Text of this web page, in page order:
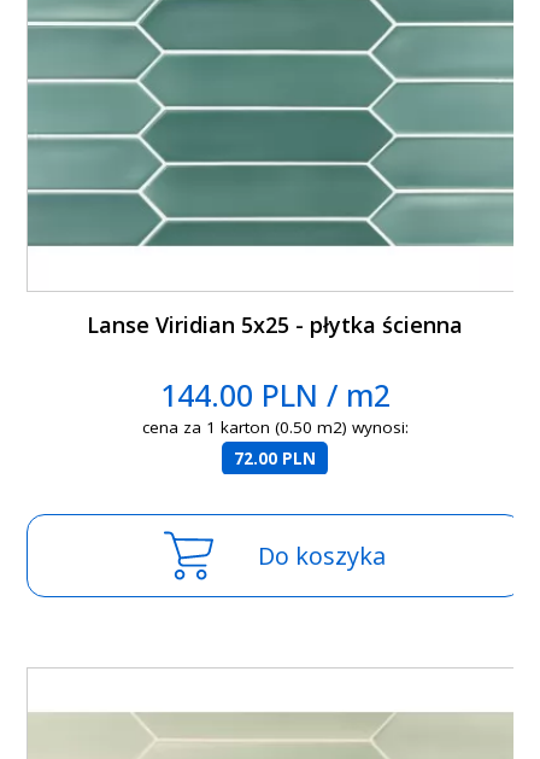
Lanse Viridian 5x25 - płytka ścienna
144.00 PLN / m2
cena za 1 karton (0.50 m2) wynosi:
72.00 PLN
Do koszyka